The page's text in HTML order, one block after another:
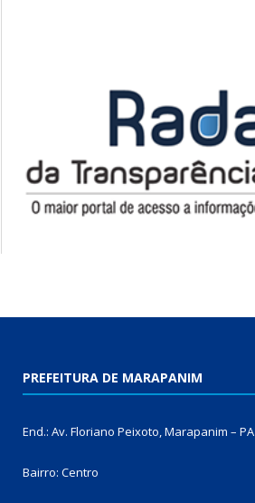
PREFEITURA DE MARAPANIM
End.: Av. Floriano Peixoto, Marapanim – PA
Bairro: Centro